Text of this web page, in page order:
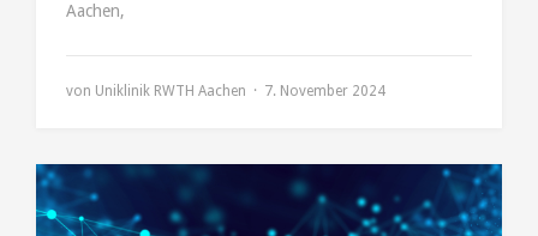
Aachen,
von Uniklinik RWTH Aachen 7. November 2024